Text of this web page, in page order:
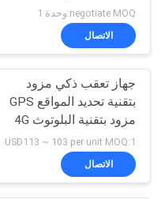
Seal lock
negotiate MOQ:وحدة 1
الاتصال
جهاز تعقب ذكي مزود
بتقنية تحديد المواقع GPS
مزود بتقنية البلوتوث 4G
JT709C
USD113 ~ 103 per unit MOQ:1
الاتصال